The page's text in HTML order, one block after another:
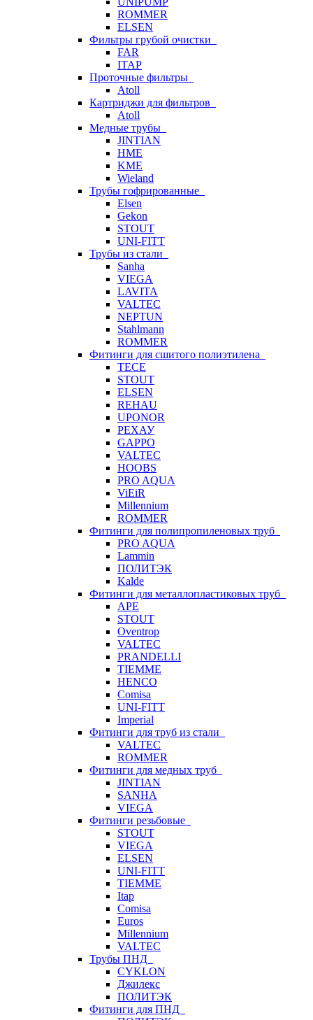
ROMMER
ELSEN
Фильтры грубой очистки
FAR
ITAP
Проточные фильтры
Atoll
Картриджи для фильтров
Atoll
Медные трубы
JINTIAN
HME
KME
Wieland
Трубы гофрированные
Elsen
Gekon
STOUT
UNI-FITT
Трубы из стали
Sanha
VIEGA
LAVITA
VALTEC
NEPTUN
Stahlmann
ROMMER
Фитинги для сшитого полиэтилена
TECE
STOUT
ELSEN
REHAU
UPONOR
РЕХАУ
GAPPO
VALTEC
HOOBS
PRO AQUA
ViEiR
Millennium
ROMMER
Фитинги для полипропиленовых труб
PRO AQUA
Lammin
ПОЛИТЭК
Kalde
Фитинги для металлопластиковых труб
APE
STOUT
Oventrop
VALTEC
PRANDELLI
TIEMME
HENCO
Comisa
UNI-FITT
Imperial
Фитинги для труб из стали
VALTEC
ROMMER
Фитинги для медных труб
JINTIAN
SANHA
VIEGA
Фитинги резьбовые
STOUT
VIEGA
ELSEN
UNI-FITT
TIEMME
Itap
Comisa
Euros
Millennium
VALTEC
Трубы ПНД
CYKLON
Джилекс
ПОЛИТЭК
Фитинги для ПНД